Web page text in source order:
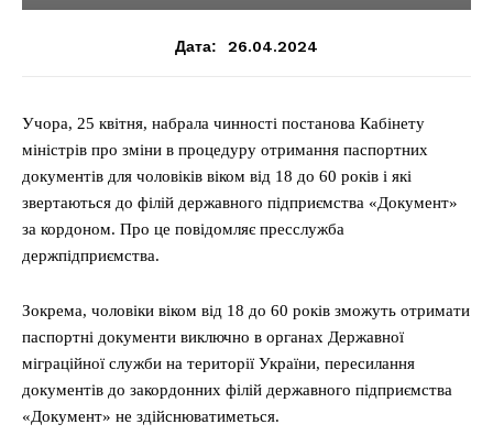
Дата: 26.04.2024
Учора, 25 квітня, набрала чинності постанова Кабінету
міністрів про зміни в процедуру отримання паспортних
документів для чоловіків віком від 18 до 60 років і які
звертаються до філій державного підприємства «Документ»
за кордоном. Про це повідомляє пресслужба
держпідприємства.
Зокрема, чоловіки віком від 18 до 60 років зможуть отримати
паспортні документи виключно в органах Державної
міграційної служби на території України, пересилання
документів до закордонних філій державного підприємства
«Документ» не здійснюватиметься.